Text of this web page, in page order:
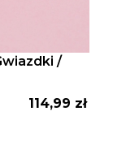
/
Cena
114,99 zł